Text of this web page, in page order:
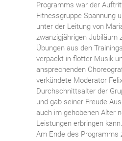
Programms war der
Fitnessgruppe Spannung
unter der Leitung von
zwanzigjährigen Jubiläum
Übungen aus den
verpackt in flotter Musik
ansprechenden
verkündete Moderator
Durchschnittsalter der
und gab seiner Freude
auch im gehobenen Alter
Leistungen erbringen kann.
Am Ende des Programms